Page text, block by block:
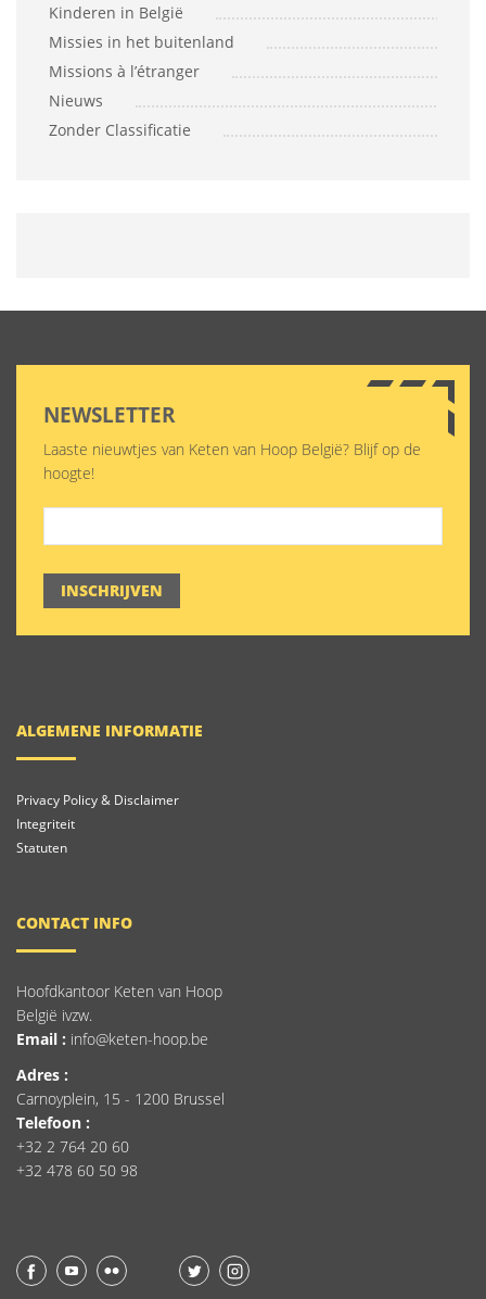
Kinderen in België
Missies in het buitenland
Missions à l’étranger
Nieuws
Zonder Classificatie
NEWSLETTER
Laaste nieuwtjes van Keten van Hoop België? Blijf op de
hoogte!
INSCHRIJVEN
ALGEMENE INFORMATIE
Privacy Policy & Disclaimer
Integriteit
Statuten
CONTACT INFO
Hoofdkantoor Keten van Hoop
België ivzw.
Email : info@keten-hoop.be
Adres :
Carnoyplein, 15 - 1200 Brussel
Telefoon :
+32 2 764 20 60
+32 478 60 50 98